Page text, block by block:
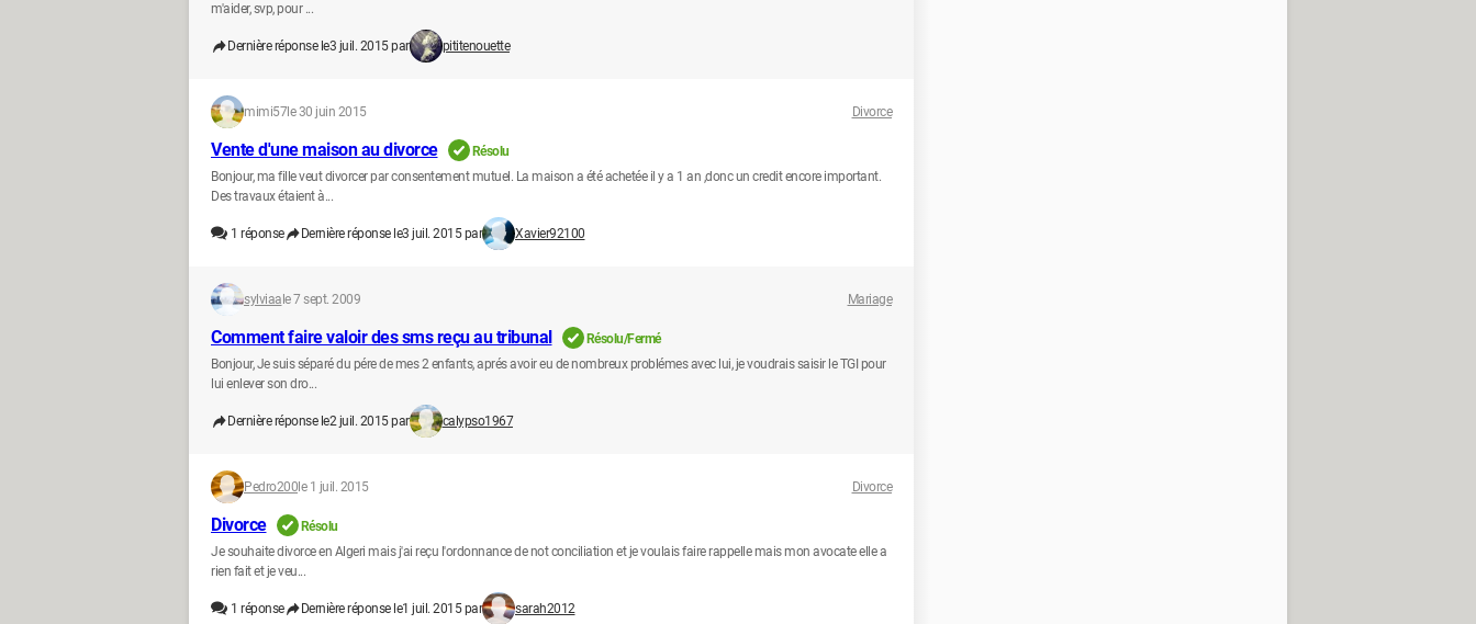
m'aider, svp, pour ...
Dernière réponse le3 juil. 2015 par pititenouette
mimi57 le 30 juin 2015 Divorce
Vente d'une maison au divorce
Résolu
Bonjour, ma fille veut divorcer par consentement mutuel. La maison a été achetée il y a 1 an ,donc un credit encore important.
Des travaux étaient à...
1 réponse Dernière réponse le3 juil. 2015 par Xavier92100
sylviaa le 7 sept. 2009 Mariage
Comment faire valoir des sms reçu au tribunal
Résolu/Fermé
Bonjour, Je suis séparé du pére de mes 2 enfants, aprés avoir eu de nombreux problémes avec lui, je voudrais saisir le TGI pour
lui enlever son dro...
Dernière réponse le2 juil. 2015 par calypso1967
Pedro200 le 1 juil. 2015 Divorce
Divorce
Résolu
Je souhaite divorce en Algeri mais j'ai reçu l'ordonnance de not conciliation et je voulais faire rappelle mais mon avocate elle a
rien fait et je veu...
1 réponse Dernière réponse le1 juil. 2015 par sarah2012